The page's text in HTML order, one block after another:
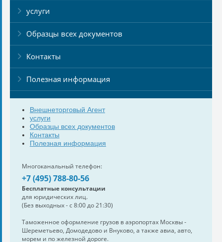
услуги
Образцы всех документов
Контакты
Полезная информация
Внешнеторговый Агент
услуги
Образцы всех документов
Контакты
Полезная информация
Многоканальный телефон:
+7 (495) 788-80-56
Бесплатные консультации
для юридических лиц.
(Без выходных - с 8:00 до 21:30)
Таможенное оформление грузов в аэропортах Москвы -
Шереметьево, Домодедово и Внуково, а также авиа, авто,
морем и по железной дороге.